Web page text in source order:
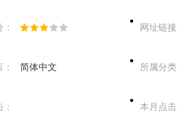
网址链接
简体中文 所属分类
本月点击